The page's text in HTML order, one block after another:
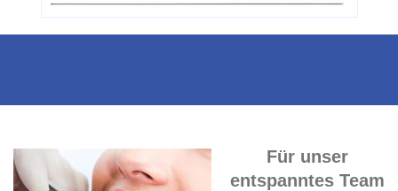
Für unser
entspanntes Team